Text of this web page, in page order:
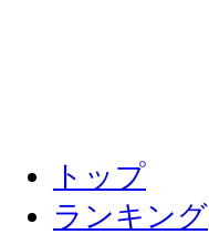
トップ
ランキング